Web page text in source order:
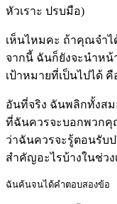
หัวเราะ ปรบมือ)
เห็นไหมคะ ถ้าคุณจำไ
จากนี้ ฉันก็ยังจะนำหน้
เป้าหมายที่เป็นไปได้
อันที่จริง ฉันพลิกทั้งสม
ที่ฉันควรจะบอกพวกคุ
ว่าฉันควรจะรู้ตอนรับ
สำคัญอะไรบ้างในช่ว
ฉันค้นจนได้คำตอบสองข้อ